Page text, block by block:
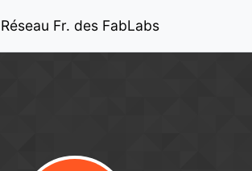
Réseau Fr. des FabLabs